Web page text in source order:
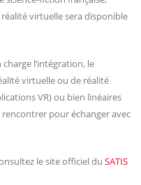
réalité virtuelle sera disponible
l’intégration, le
virtuelle ou de réalité
VR) ou bien linéaires
rencontrer pour échanger avec
le site officiel du SATIS